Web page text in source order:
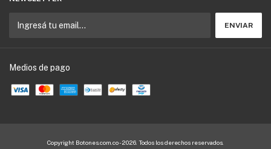
Medios de pago
Copyright Botones.com.co - 2026. Todos los derechos reservados.